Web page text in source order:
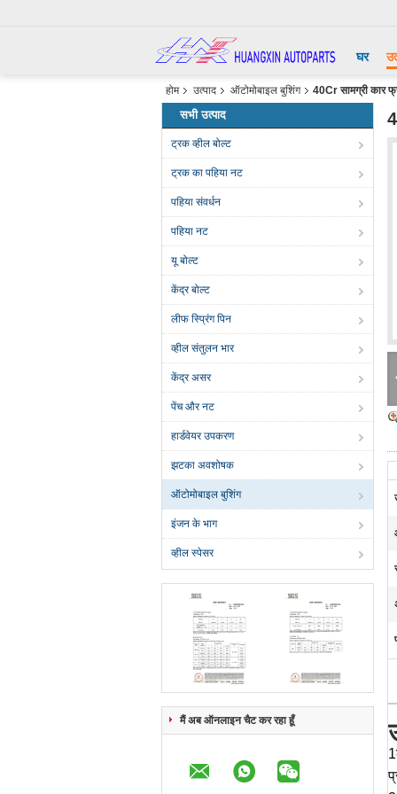
घर
होम उत्पाद ऑटोमोबाइल बुशिंग 40Cr सामग्री कार
सभी उत्पाद
ट्रक व्हील बोल्ट
ट्रक का पहिया नट
पहिया संवर्धन
पहिया नट
यू बोल्ट
केंद्र बोल्ट
लीफ स्प्रिंग पिन
व्हील संतुलन भार
केंद्र असर
पेंच और नट
हार्डवेयर उपकरण
झटका अवशोषक
ऑटोमोबाइल बुशिंग
इंजन के भाग
व्हील स्पेसर
मैं अब ऑनलाइन चैट कर रहा हूँ